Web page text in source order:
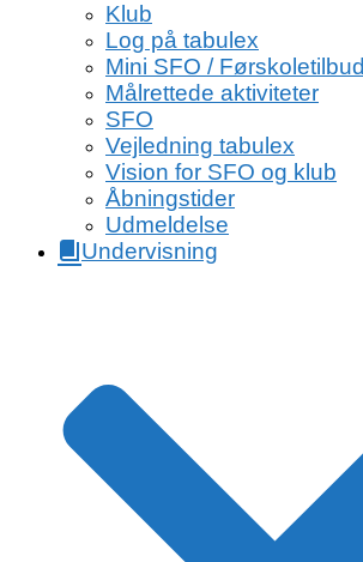
Klub
Log på tabulex
Mini SFO / Førskoletilbud
Målrettede aktiviteter
SFO
Vejledning tabulex
Vision for SFO og klub
Åbningstider
Udmeldelse
Undervisning